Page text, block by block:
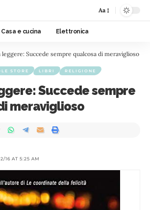
Aa
Casa e cucina Elettronica
leggere: Succede sempre qualcosa di meraviglioso
STORE LIBRI RELIGIONE
Succede sempre
meraviglioso
16 AT 5:25 AM